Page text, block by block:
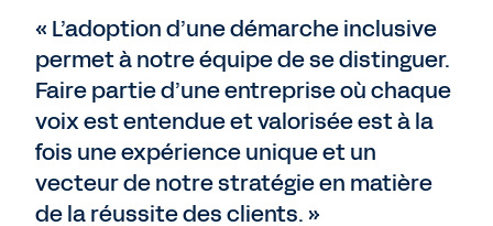
« L’adoption d’une démarche inclusive
permet à notre équipe de se distinguer.
Faire partie d’une entreprise où chaque
voix est entendue et valorisée est à la
fois une expérience unique et un
vecteur de notre stratégie en matière
de la réussite des clients. »